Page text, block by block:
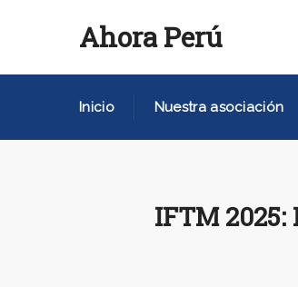
Ahora Perú
Inicio Nuestra asociación
IFTM